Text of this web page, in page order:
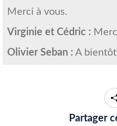
Merci à vous.
Virginie et Cédric :
Olivier Seban : A
Partager